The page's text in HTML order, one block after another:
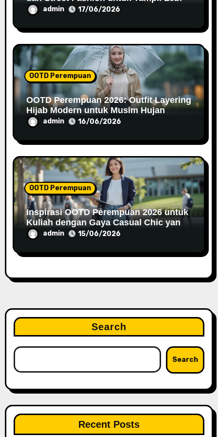
Percaya Diri
admin 17/06/2026
OOTD Perempuan
OOTD Perempuan 2026: Outfit Layering
Hijab Modern untuk Musim Hujan
admin 16/06/2026
OOTD Perempuan
Inspirasi OOTD Perempuan 2026 untuk
Kuliah dengan Gaya Casual Chic yang
Trendy
admin 15/06/2026
Search
Search
Recent Posts